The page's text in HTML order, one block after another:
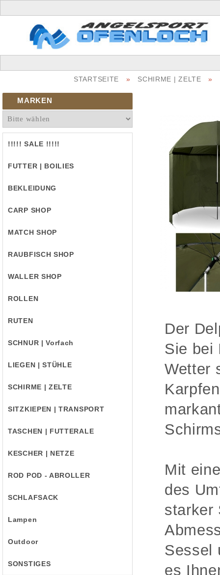
STARTSEITE » SCHIRME | ZELTE »
MARKEN
!!!!! SALE !!!!!
FUTTER | BOILIES
BEKLEIDUNG
CARP SHOP
MATCH SHOP
RAUBFISCH SHOP
WALLER SHOP
ROLLEN
RUTEN
SCHNUR | Vorfach
LIEGEN | STÜHLE
SCHIRME | ZELTE
SITZKIEPEN | TRANSPORT
TASCHEN | FUTTERALE
KESCHER | NETZE
ROD POD - ABROLLER
SCHLAFSACK
Lampen
Outdoor
SONSTIGES
Der
Sie bei
Wetter
Mit
des
starker
Sessel
es